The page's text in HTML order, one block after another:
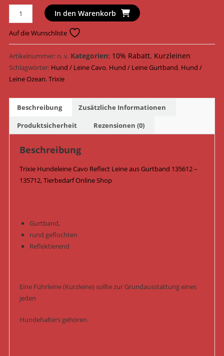
Trixie
Hundeleine
Cavo
Reflect
Leine
Gurtband
135612
135712
Ozean
Menge
In den Warenkorb
Auf die Wunschliste
Artikelnummer: n. v. Kategorien: 10% Rabatt, Kurzleinen
Schlagwörter: Hund / Leine Cavo, Hund / Leine Gurtband, Hund /
Leine Ozean,Trixie
Beschreibung
Zusätzliche Informationen
Produktsicherheit
Rezensionen (0)
Beschreibung
Trixie Hundeleine Cavo Reflect Leine aus Gurtband 135612 –
135712, Tierbedarf Online Shop
Gurtband,
rund geflochten
Reflektierend
Eine Führleine (Kurzleine) sollte zur Grundausstattung eines
jeden
Hundehalters gehören.